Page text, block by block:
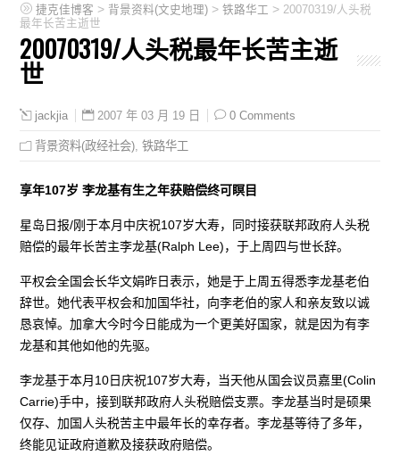
捷克佳博客 > 背景资料(文史地理) >铁路华工 > 20070319/人头税
最年长苦主逝世
20070319/人头税最年长苦主逝
世
jackjia 2007 年 03 月 19 日 0 Comments
背景资料(政经社会) ,铁路华工
享年107岁 李龙基有生之年获赔偿终可瞑目
星岛日报/刚于本月中庆祝107岁大寿，同时接获联邦政府人头税
赔偿的最年长苦主李龙基(Ralph Lee)，于上周四与世长辞。
平权会全国会长华文娟昨日表示，她是于上周五得悉李龙基老伯
辞世。她代表平权会和加国华社，向李老伯的家人和亲友致以诚
恳哀悼。加拿大今时今日能成为一个更美好国家，就是因为有李
龙基和其他如他的先驱。
李龙基于本月10日庆祝107岁大寿，当天他从国会议员嘉里(Colin
Carrie)手中，接到联邦政府人头税赔偿支票。李龙基当时是硕果
仅存、加国人头税苦主中最年长的幸存者。李龙基等待了多年，
终能见证政府道歉及接获政府赔偿。